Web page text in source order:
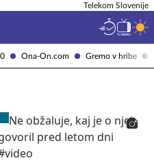
Ona-On.com Gremo v hribe
Telekom Slovenije